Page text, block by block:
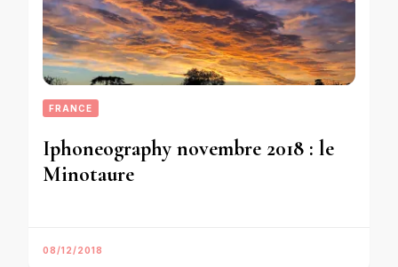
FRANCE
Iphoneography novembre 2018 : le
Minotaure
08/12/2018